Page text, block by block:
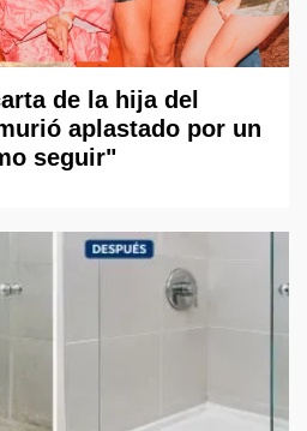
de la hija del
aplastado por un
seguir"